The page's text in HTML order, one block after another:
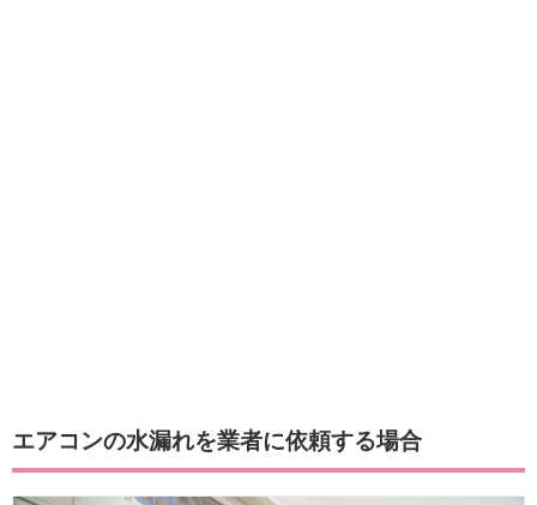
エアコンの水漏れを業者に依頼する場合